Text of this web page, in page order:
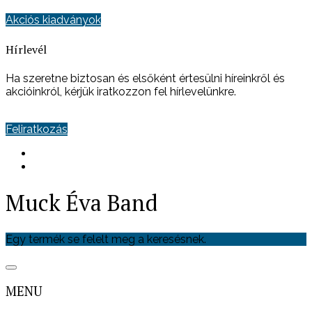
Akciós kiadványok
Hírlevél
Ha szeretne biztosan és elsőként értesülni híreinkről és
akcióinkról, kérjük iratkozzon fel hírlevelünkre.
Feliratkozás
Muck Éva Band
Egy termék se felelt meg a keresésnek.
MENU